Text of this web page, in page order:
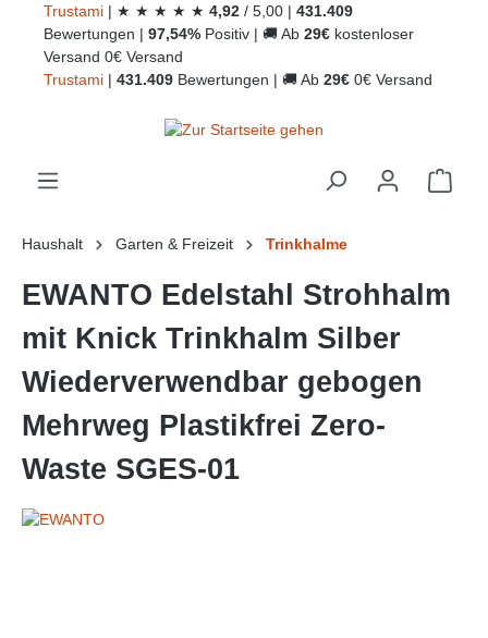
Trustami | ★ ★ ★ ★ ★ 4,92 / 5,00 | 431.409
Bewertungen | 97,54% Positiv | 🚚 Ab 29€ kostenloser
Versand 0€ Versand
Trustami | 431.409 Bewertungen | 🚚 Ab 29€ 0€ Versand
Haushalt Garten & Freizeit Trinkhalme
EWANTO Edelstahl Strohhalm
mit Knick Trinkhalm Silber
Wiederverwendbar gebogen
Mehrweg Plastikfrei Zero-
Waste SGES-01